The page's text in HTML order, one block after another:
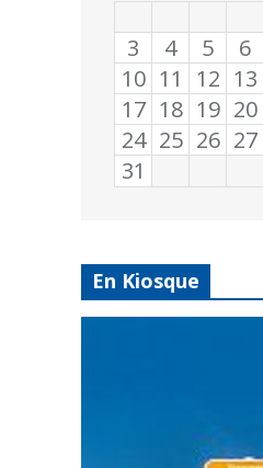
3
4 5 6
10 11 12 13
17 18 19 20
24 25 26 27
31
En Kiosque